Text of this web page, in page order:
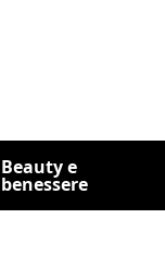
Beauty e
benessere